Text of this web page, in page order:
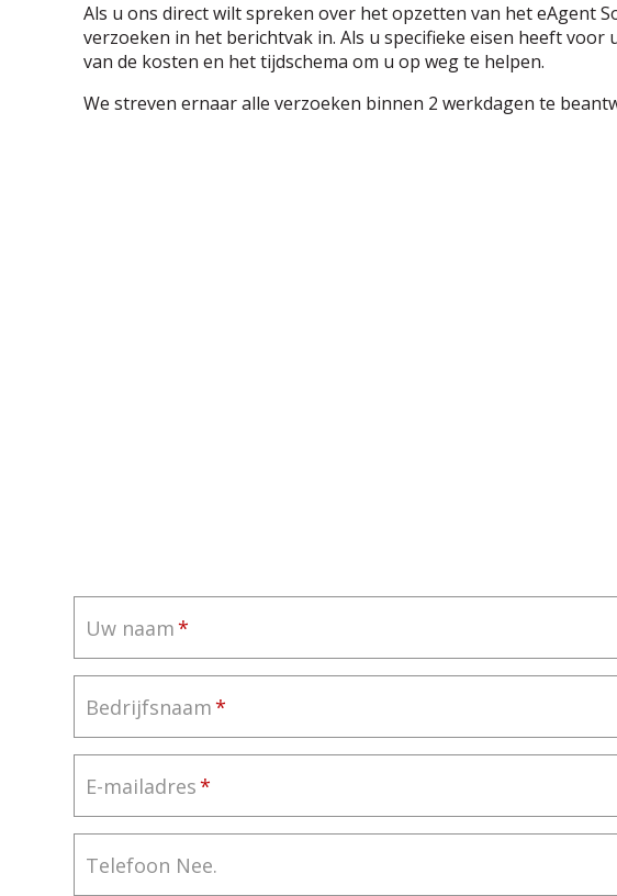
Als u ons direct wilt spreken over het opzetten van het eAgent
verzoeken in het berichtvak in. Als u specifieke eisen heeft
van de kosten en het tijdschema om u op weg te helpen.
We streven ernaar alle verzoeken binnen 2 werkdagen te
Uw naam
Bedrijfsnaam
E-mailadres
Telefoon Nee.